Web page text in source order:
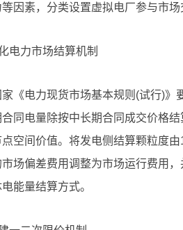
因素，分类设置虚拟电厂参与市
电力市场结算机制
《电力现货市场基本规则(试行)》
合同电量除按中长期合同成交价格
点空间价值。将发电侧结算颗粒度
场偏差费用调整为市场运行费用
能量结算方式。